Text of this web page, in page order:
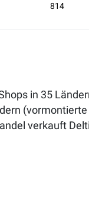
814
in 35
verkauft